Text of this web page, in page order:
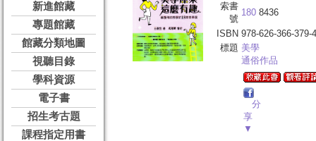
新進館藏
專題館藏
館藏分類地圖
視聽目錄
學科資源
電子書
招生考古題
課程指定用書
索書
號
180 8436
ISBN 978-626-366-379-4
標題 美學
通俗作品
分
享
▼